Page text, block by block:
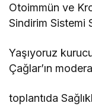
Otoimmün ve
Sindirim Sistemi
Yaşıyoruz
Çağlar’ın
toplantıda